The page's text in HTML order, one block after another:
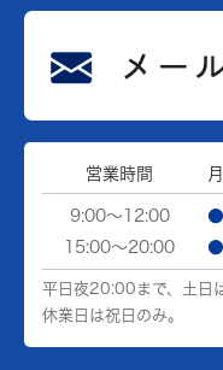
営業時間 月
9:00～12:00 ●
15:00～20:00
●
平日夜20:00まで、土日
休業日は祝日のみ。